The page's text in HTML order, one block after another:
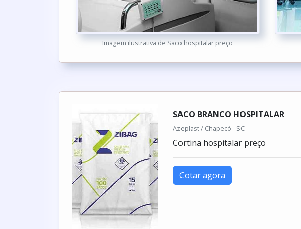
Imagem ilustrativa de Saco hospitalar preço
SACO BRANCO HOSPITALAR
Azeplast / Chapecó - SC
Cortina hospitalar preço
Cotar agora